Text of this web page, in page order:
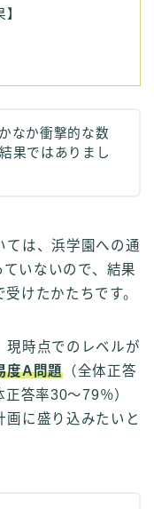
なか衝撃的な数
果ではありまし
ては、浜学園への通
いないので、結果
受けたかたちです。
現時点でのレベルが
度A問題 （全体正答
正答率30～79％）
画に盛り込みたいと